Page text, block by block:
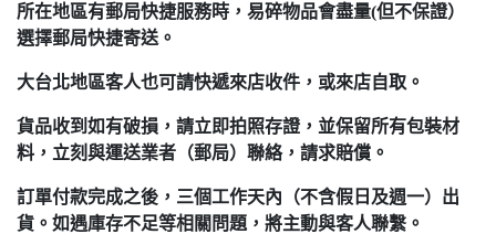
所在地區有郵局快捷服務時，易碎物品會盡量(但不保證）
選擇郵局快捷寄送。
大台北地區客人也可請快遞來店收件，或來店自取。
貨品收到如有破損，請立即拍照存證，並保留所有包裝材
料，立刻與運送業者（郵局）聯絡，請求賠償。
訂單付款完成之後，三個工作天內（不含假日及週一）出
貨。如遇庫存不足等相關問題，將主動與客人聯繫。